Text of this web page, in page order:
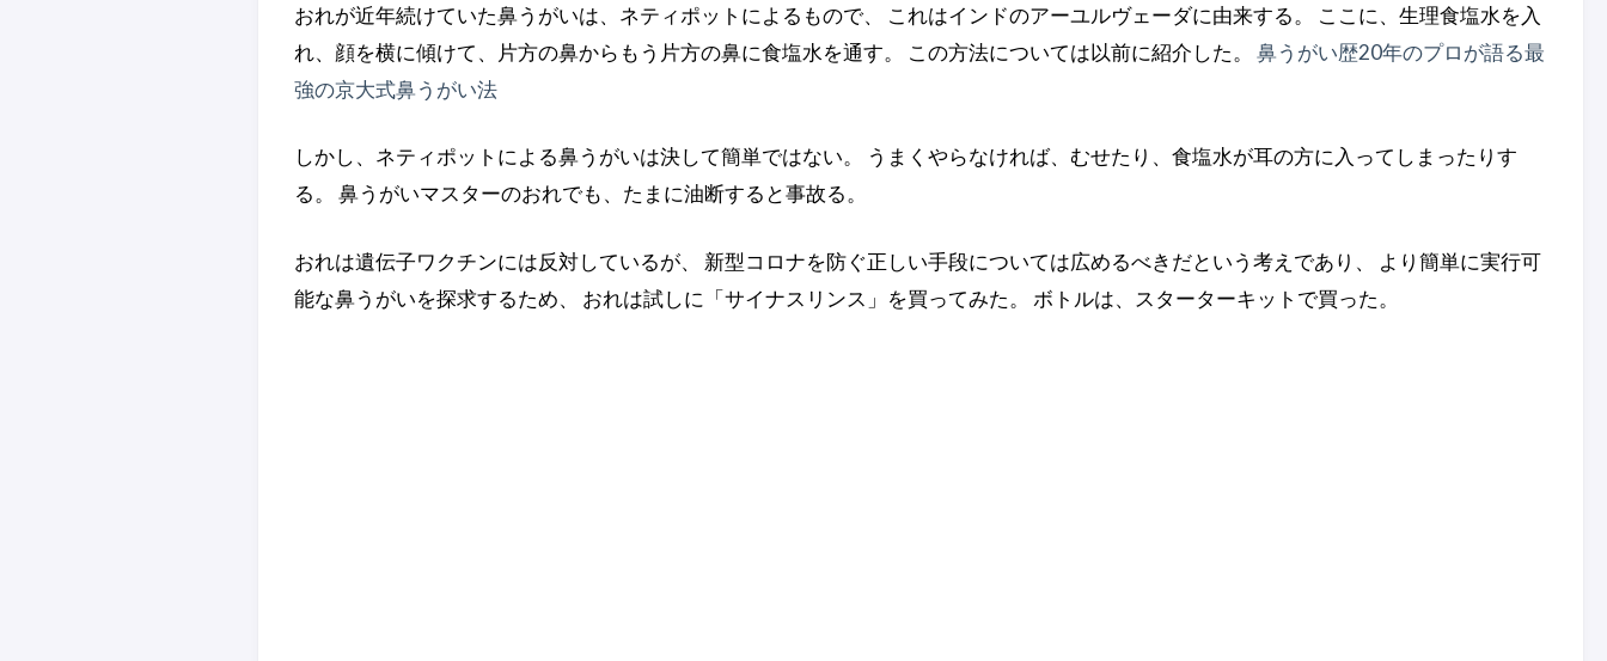
おれが近年続けていた鼻うがいは、ネティポットによるもので、 これはインドのアーユルヴェーダに由来する。 ここに、生理食塩水を入
れ、顔を横に傾けて、片方の鼻からもう片方の鼻に食塩水を通す。 この方法については以前に紹介した。 鼻うがい歴20年のプロが語る最
強の京大式鼻うがい法
しかし、ネティポットによる鼻うがいは決して簡単ではない。 うまくやらなければ、むせたり、食塩水が耳の方に入ってしまったりす
る。 鼻うがいマスターのおれでも、たまに油断すると事故る。
おれは遺伝子ワクチンには反対しているが、 新型コロナを防ぐ正しい手段については広めるべきだという考えであり、 より簡単に実行可
能な鼻うがいを探求するため、 おれは試しに「サイナスリンス」を買ってみた。 ボトルは、スターターキットで買った。